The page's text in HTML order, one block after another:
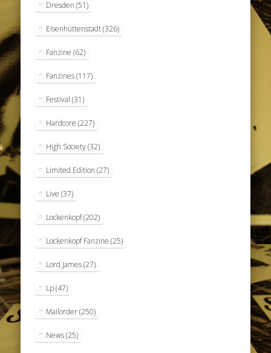
Dresden (51)
Eisenhüttenstadt(326)
Fanzine (62)
Fanzines(117)
Festival (31)
Hardcore (227)
High Society(32)
Limited Edition (27)
Live (37)
Lockenkopf(202)
Lockenkopf Fanzine (25)
Lord James(27)
Lp(47)
Mailorder(250)
News(25)